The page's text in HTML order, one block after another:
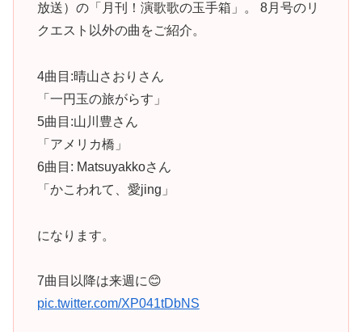
放送）の「月刊！演歌歌の玉手箱」。 8月号のリ
クエスト以外の曲をご紹介。
4曲目:晴山さおりさん
「一円玉の旅がらす」
5曲目:山川豊さん
「アメリカ橋」
6曲目: Matsuyakkoさん
「かこわれて、愛jing」
になります。
7曲目以降は来週に😊
pic.twitter.com/XP041tDbNS